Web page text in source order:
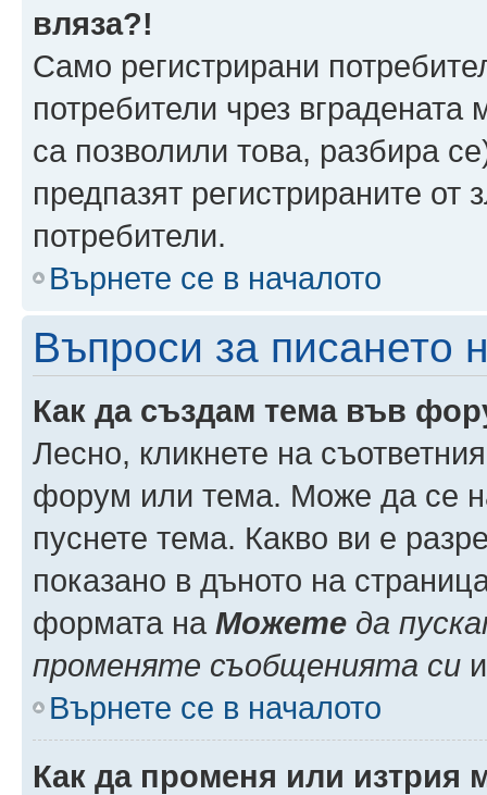
вляза?!
Само регистрирани
потребители чрез
са позволили това, разбира
предпазят регистрираните от
потребители.
Върнете се в началото
Въпроси за писането
Как да създам тема във
Лесно, кликнете на
форум или тема. Може да се
пуснете тема. Какво ви е
показано в дъното на
формата на Можете да
променяте съобщенията си
Върнете се в началото
Как да променя или изтрия